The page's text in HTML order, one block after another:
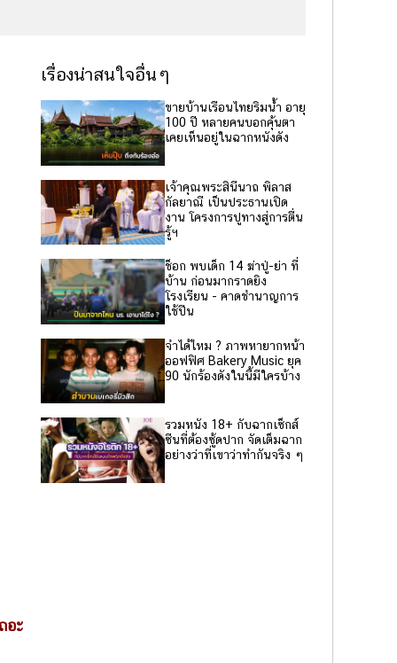
อะ
เรื่องน่าสนใจอื่นๆ
ขายบ้านเรือนไทยริมน้ำ อายุ
100 ปี หลายคนบอกคุ้นตา
เคยเห็นอยู่ในฉากหนังดัง
เจ้าคุณพระสินีนาถ พิลาส
กัลยาณี เป็นประธานเปิด
งาน โครงการปูทางสู่การตื่น
รู้ฯ
ช็อก พบเด็ก 14 ฆ่าปู่-ย่า ที่
บ้าน ก่อนมากราดยิง
โรงเรียน - คาดชำนาญการ
ใช้ปืน
จำได้ไหม ? ภาพหายากหน้า
ออฟฟิศ Bakery Music ยุค
90 นักร้องดังในนี้มีใครบ้าง
รวมหนัง 18+ กับฉากเซ็กส์
ซีนที่ต้องซู้ดปาก จัดเต็มฉาก
อย่างว่าที่เขาว่าทำกันจริง ๆ